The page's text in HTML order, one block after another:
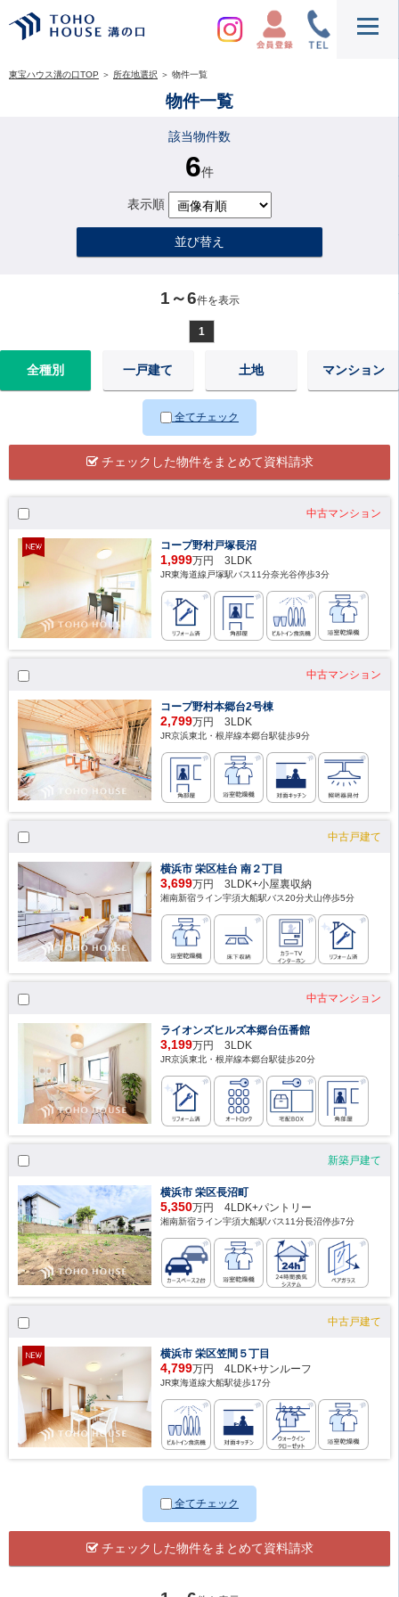
東宝ハウス溝の口TOP ＞ 所在地選択 ＞ 物件一覧
物件一覧
該当物件数
6件
表示順
並び替え
1～6件を表示
1
全種別 一戸建て 土地 マンション
全てチェック
チェックした物件をまとめて資料請求
中古マンション
コープ野村戸塚長沼
1,999万円 3LDK
JR東海道線戸塚駅バス11分奈光谷停歩3分
中古マンション
コープ野村本郷台2号棟
2,799万円 3LDK
JR京浜東北・根岸線本郷台駅徒歩9分
中古戸建て
横浜市 栄区桂台 南２丁目
3,699万円 3LDK+小屋裏収納
湘南新宿ライン宇須大船駅バス20分犬山停歩5分
中古マンション
ライオンズヒルズ本郷台伍番館
3,199万円 3LDK
JR京浜東北・根岸線本郷台駅徒歩20分
新築戸建て
横浜市 栄区長沼町
5,350万円 4LDK+パントリー
湘南新宿ライン宇須大船駅バス11分長沼停歩7分
中古戸建て
横浜市 栄区笠間５丁目
4,799万円 4LDK+サンルーフ
JR東海道線大船駅徒歩17分
全てチェック
チェックした物件をまとめて資料請求